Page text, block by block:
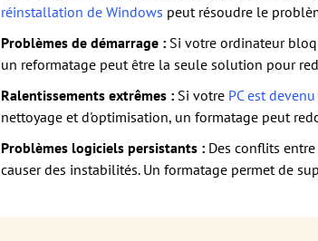
réinstallation de Windows peut résoudre le
Problèmes de démarrage : Si votre ordinateur
un reformatage peut être la seule solution pour
Ralentissements extrêmes : Si votre PC est
nettoyage et d'optimisation, un formatage peut
Problèmes logiciels persistants : Des conflits
causer des instabilités. Un formatage permet de